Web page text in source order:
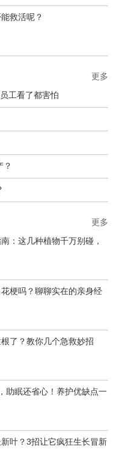
救活呢？
工看了都害怕
？
更多
：这几种植物千万别碰，
梗吗？聊聊实在的亲身经
了？教你几个急救妙招
助眠还省心！养护优缺点一
叶？3招让它疯狂生长冒新
更多